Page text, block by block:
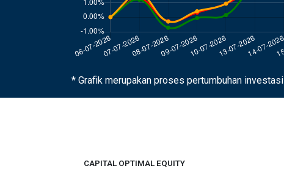
* Grafik merupakan proses pertumbuhan investasi
CAPITAL OPTIMAL EQUITY